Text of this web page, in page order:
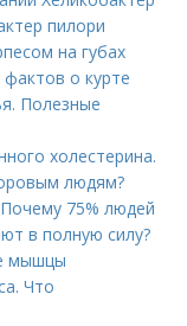
пилори
на губах
о курте
Полезные
холестерина.
людям?
75% людей
в полную силу?
мышцы
Что